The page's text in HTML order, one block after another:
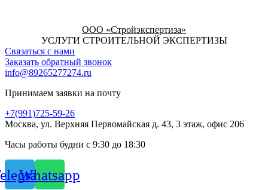
ООО «Стройэкспертиза»
УСЛУГИ СТРОИТЕЛЬНОЙ ЭКСПЕРТИЗЫ
Связаться с нами
Заказать обратный звонок
info@89265277274.ru
Принимаем заявки на почту
+7(991)725-59-26
Москва, ул. Верхняя Первомайская д. 43, 3 этаж, офис 206
Часы работы будни с 9:30 до 18:30
Whatsapp